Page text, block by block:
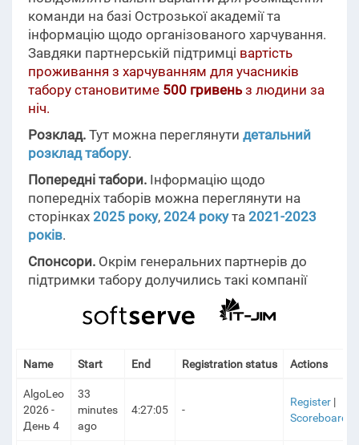
команди на базі Острозької академії та
інформацію щодо організованого харчування.
Завдяки партнерській підтримці вартість
проживання з харчуванням для учасників
табору становитиме 500 гривеньз людини за
ніч.
Розклад. Тут можна переглянути детальний
розклад табору.
Попередні табори. Інформацію щодо
попередніх таборів можна переглянути на
сторінках 2025 року, 2024 рокута 2021-2023
років.
Спонсори. Окрім генеральних партнерів до
підтримки табору долучились такі компанії
Name Start End Registration status Actions
AlgoLeo
2026 -
День 4
33
minutes
ago
4:27:05 -
Register |
Scoreboard